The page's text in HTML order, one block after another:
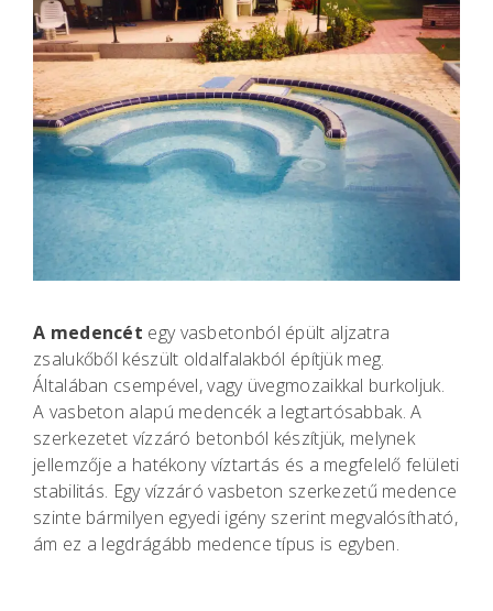
A medencét egy vasbetonból épült aljzatra
zsalukőből készült oldalfalakból építjük meg.
Általában csempével, vagy üvegmozaikkal burkoljuk.
A vasbeton alapú medencék a legtartósabbak. A
szerkezetet vízzáró betonból készítjük, melynek
jellemzője a hatékony víztartás és a megfelelő felületi
stabilitás. Egy vízzáró vasbeton szerkezetű medence
szinte bármilyen egyedi igény szerint megvalósítható,
ám ez a legdrágább medence típus is egyben.